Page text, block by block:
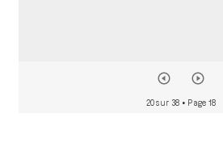
20 sur 38 • Page 18